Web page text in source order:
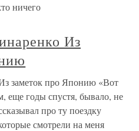
ничего
Из
заметок про Японию «Вот
еще годы спустя, бывало, не
про ту поездку
смотрели на меня